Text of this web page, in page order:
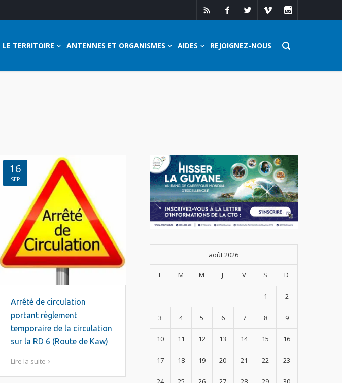
LE TERRITOIRE ANTENNES ET ORGANISMES AIDES REJOIGNEZ-NOUS
16
SEP
Arrêté de circulation
portant règlement
temporaire de la circulation
sur la RD 6 (Route de Kaw)
Lire la suite
août 2026
L M M J V S D
1 2
3 4 5 6 7 8 9
10 11 12 13 14 15 16
17 18 19 20 21 22 23